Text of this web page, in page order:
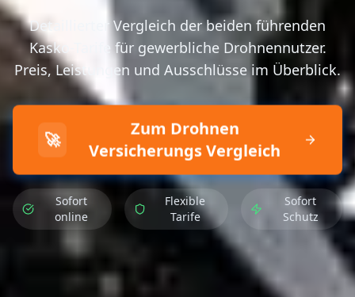
Detaillierter Vergleich der beiden führenden
Kasko-Tarife für gewerbliche Drohnennutzer.
Preis, Leistungen und Ausschlüsse im Überblick.
🚀
Zum Drohnen
Versicherungs Vergleich
Sofort
online
Flexible
Tarife
Sofort
Schutz